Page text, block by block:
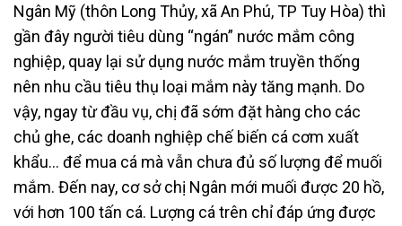
Ngân Mỹ (thôn Long Thủy, xã An Phú, TP Tuy Hòa) thì
gần đây người tiêu dùng “ngán” nước mắm công
nghiệp, quay lại sử dụng nước mắm truyền thống
nên nhu cầu tiêu thụ loại mắm này tăng mạnh. Do
vậy, ngay từ đầu vụ, chị đã sớm đặt hàng cho các
chủ ghe, các doanh nghiệp chế biến cá cơm xuất
khẩu… để mua cá mà vẫn chưa đủ số lượng để muối
mắm. Đến nay, cơ sở chị Ngân mới muối được 20 hồ,
với hơn 100 tấn cá. Lượng cá trên chỉ đáp ứng được